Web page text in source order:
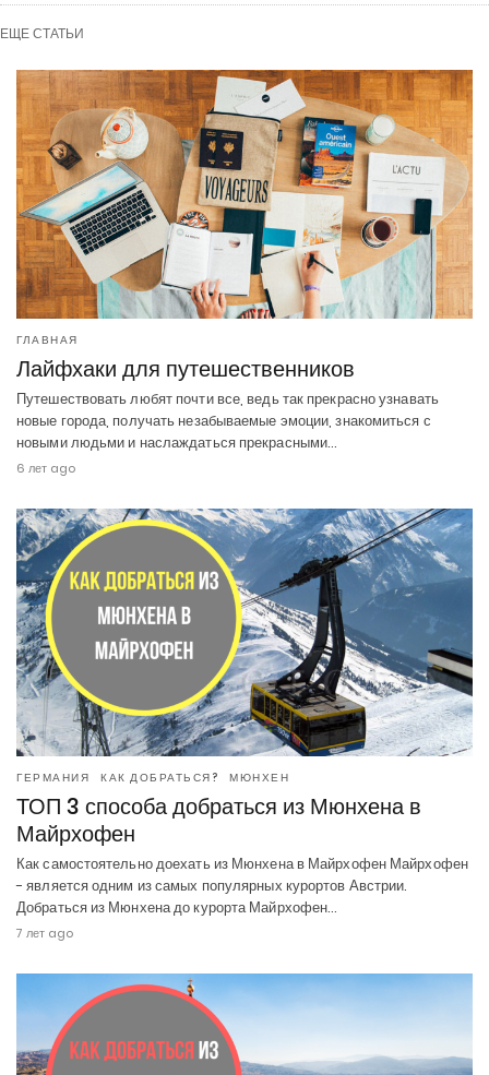
ЕЩЕ СТАТЬИ
ГЛАВНАЯ
Лайфхаки для путешественников
Путешествовать любят почти все, ведь так прекрасно узнавать
новые города, получать незабываемые эмоции, знакомиться с
новыми людьми и наслаждаться прекрасными…
6 лет ago
ГЕРМАНИЯ КАК ДОБРАТЬСЯ? МЮНХЕН
ТОП 3 способа добраться из Мюнхена в
Майрхофен
Как самостоятельно доехать из Мюнхена в Майрхофен Майрхофен
- является одним из самых популярных курортов Австрии.
Добраться из Мюнхена до курорта Майрхофен…
7 лет ago